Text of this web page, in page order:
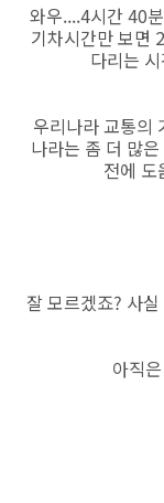
와우....4시간 40
기차시간만 보면
다리는
우리나라 교통의
나라는 좀 더 많
전에
잘 모르겠죠? 사
아직